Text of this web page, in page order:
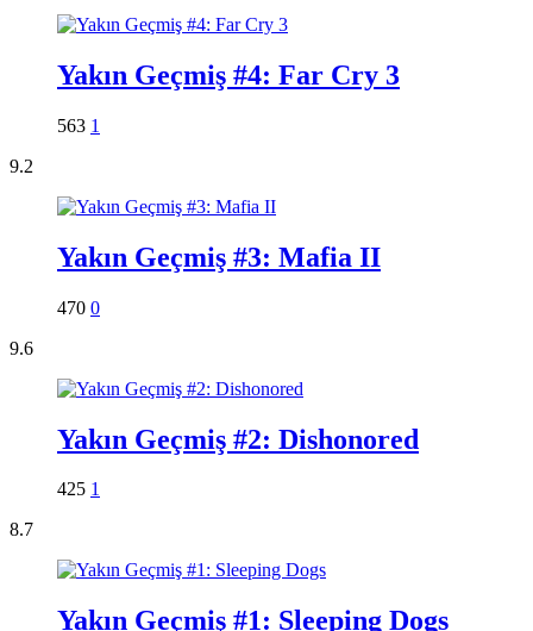
Yakın Geçmiş #4: Far Cry 3
563 1
9.2
Yakın Geçmiş #3: Mafia II
470 0
9.6
Yakın Geçmiş #2: Dishonored
425 1
8.7
Yakın Geçmiş #1: Sleeping Dogs